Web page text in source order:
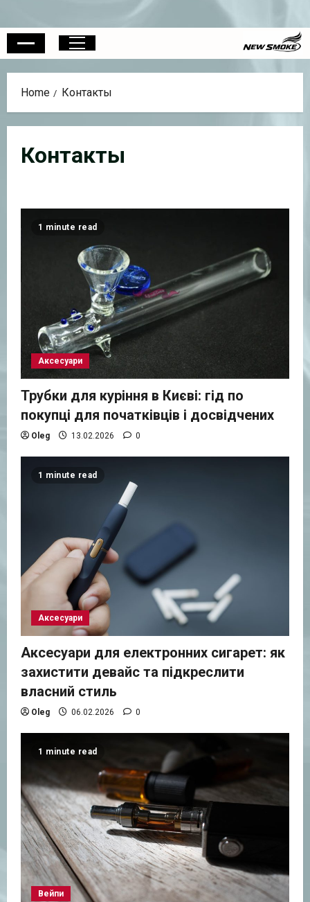
to
content
Primary
Menu
Home Контакты
Контакты
1 minute read
Аксесуари
Трубки для куріння в Києві: гід по
покупці для початківців і досвідчених
Oleg 13.02.2026 0
1 minute read
Аксесуари
Аксесуари для електронних сигарет: як
захистити девайс та підкреслити
власний стиль
Oleg 06.02.2026 0
1 minute read
Вейпи